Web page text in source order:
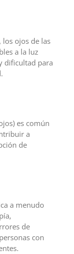
ojos de las
a la luz
dificultad para
es común
a
de
a menudo
de
con